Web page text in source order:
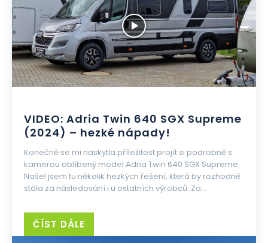
VIDEO: Adria Twin 640 SGX Supreme
(2024) – hezké nápady!
Konečně se mi naskytla příležitost projít si podrobně s
kamerou oblíbený model Adria Twin 640 SGX Supreme.
Našel jsem tu několik hezkých řešení, která by rozhodně
stála za následování i u ostatních výrobců. Za...
ČÍST DÁLE